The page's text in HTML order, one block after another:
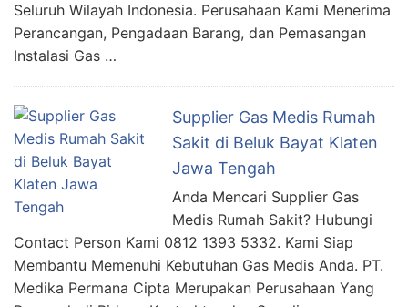
Seluruh Wilayah Indonesia. Perusahaan Kami Menerima
Perancangan, Pengadaan Barang, dan Pemasangan
Instalasi Gas …
Supplier Gas Medis Rumah
Sakit di Beluk Bayat Klaten
Jawa Tengah
Anda Mencari Supplier Gas
Medis Rumah Sakit? Hubungi
Contact Person Kami 0812 1393 5332. Kami Siap
Membantu Memenuhi Kebutuhan Gas Medis Anda. PT.
Medika Permana Cipta Merupakan Perusahaan Yang